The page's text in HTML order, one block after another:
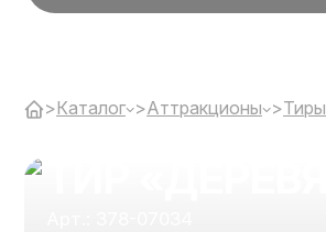
>Каталог >Аттракционы >Тиры